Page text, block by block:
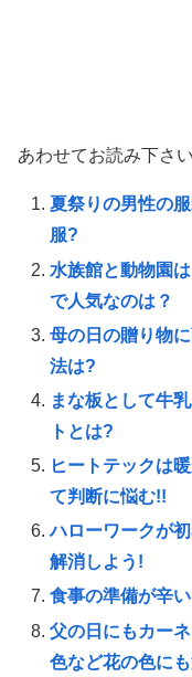
あわせてお読み下さい
夏祭りの男性の
服?
水族館と動物園
で人気なのは？
母の日の贈り物
法は?
まな板として牛
トとは?
ヒートテックは
て判断に悩む!!
ハローワークが
解消しよう!
食事の準備が辛
父の日にもカー
色など花の色に